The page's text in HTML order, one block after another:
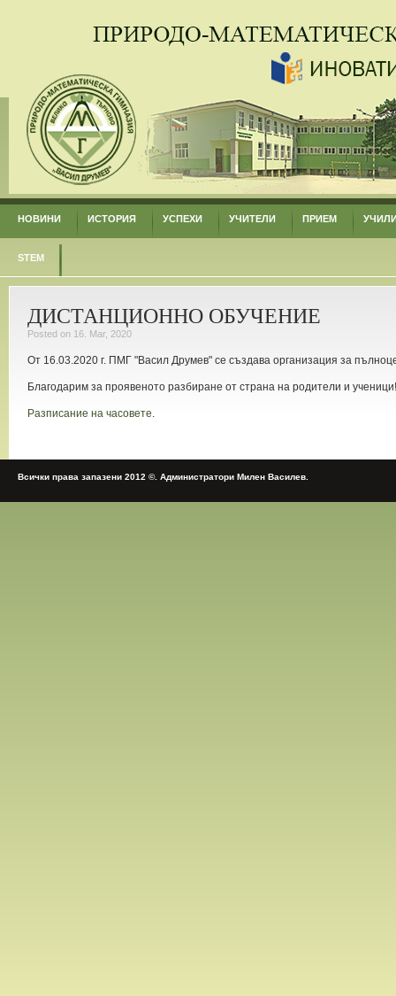
НОВИНИ ИСТОРИЯ УСПЕХИ УЧИТЕЛИ ПРИЕМ
STEM
ДИСТАНЦИОННО ОБУЧЕНИЕ
Posted on 16. Mar, 2020
От 16.03.2020 г. ПМГ "Васил Друмев" се създава организация за
Благодарим за проявеното разбиране от страна на родители и ученици!
Разписание на часовете.
Всички права запазени 2012 ©. Администратори Милен Василев.